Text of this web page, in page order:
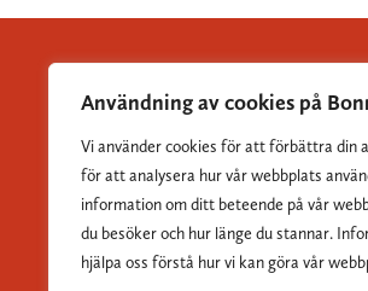
Användning av cookies på
Vi använder cookies för att förbättra din
för att analysera hur vår webbplats
information om ditt beteende på vår
du besöker och hur länge du stannar.
hjälpa oss förstå hur vi kan göra vår
Albert Bonniers Förlag grundades
största skönlitterära förlag.